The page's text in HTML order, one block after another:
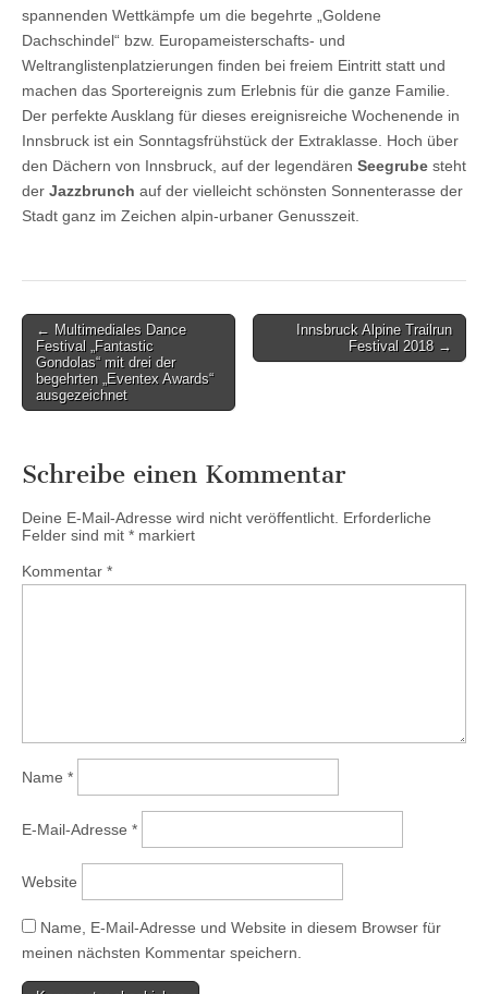
spannenden Wettkämpfe um die begehrte „Goldene
Dachschindel“ bzw. Europameisterschafts- und
Weltranglistenplatzierungen finden bei freiem Eintritt statt und
machen das Sportereignis zum Erlebnis für die ganze Familie.
Der perfekte Ausklang für dieses ereignisreiche Wochenende in
Innsbruck ist ein Sonntagsfrühstück der Extraklasse. Hoch über
den Dächern von Innsbruck, auf der legendären Seegrube steht
der Jazzbrunch auf der vielleicht schönsten Sonnenterasse der
Stadt ganz im Zeichen alpin-urbaner Genusszeit.
Post
navigation
← Multimediales Dance
Festival „Fantastic
Gondolas“ mit drei der
begehrten „Eventex Awards“
ausgezeichnet
Innsbruck Alpine Trailrun
Festival 2018 →
Schreibe einen Kommentar
Deine E-Mail-Adresse wird nicht veröffentlicht. Erforderliche
Felder sind mit * markiert
Kommentar *
Name *
E-Mail-Adresse *
Website
Name, E-Mail-Adresse und Website in diesem Browser für
meinen nächsten Kommentar speichern.